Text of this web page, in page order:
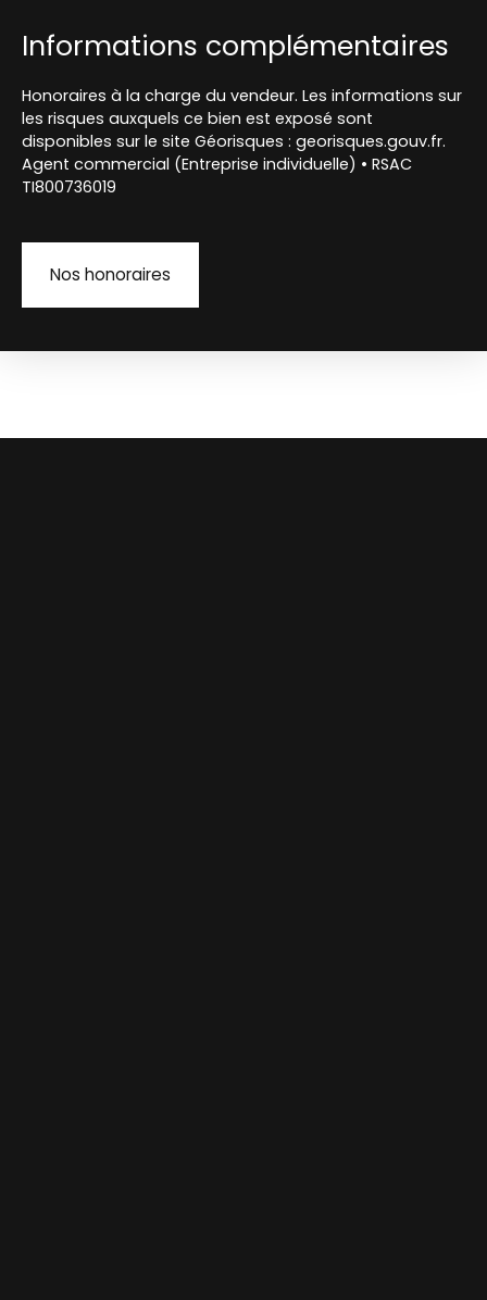
Informations complémentaires
Honoraires à la charge du vendeur. Les informations sur
les risques auxquels ce bien est exposé sont
disponibles sur le site Géorisques : georisques.gouv.fr.
Agent commercial (Entreprise individuelle) • RSAC
TI800736019
Nos honoraires